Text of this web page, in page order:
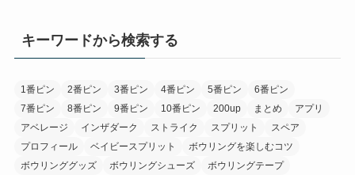
キーワードから検索する
1番ピン 2番ピン 3番ピン 4番ピン 5番ピン
6番ピン
7番ピン
8番ピン 9番ピン 10番ピン 200up まとめ
アプリ
アベレージ
インザダーク ストライク スプリット
スペア
プロフィール
ベイビースプリット
ボウリングを楽しむコツ
ボウリンググッズ
ボウリングシューズ ボウリングテープ